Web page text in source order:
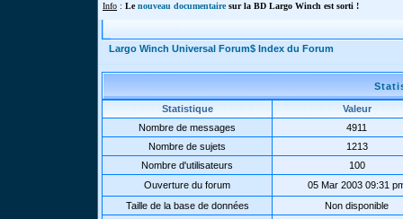
Info : Lenouveau documentairesur la BD Largo Winch est sorti !
Largo Winch Universal Forum$ Index du Forum
Statistique
Valeur
Nombre de messages
4911
Nombre de sujets
1213
Nombre d'utilisateurs
100
Ouverture du forum
05 Mar 2003 09:31
Taille de la base de données
Non disponible